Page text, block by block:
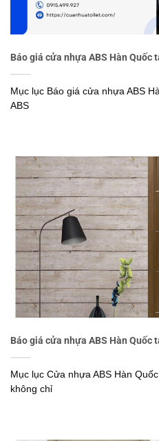
Báo giá cửa nhựa ABS Hàn Quốc
Mục lục Báo giá cửa nhựa ABS
ABS
Báo giá cửa nhựa ABS Hàn Quốc
Mục lục Cửa nhựa ABS Hàn
không chỉ